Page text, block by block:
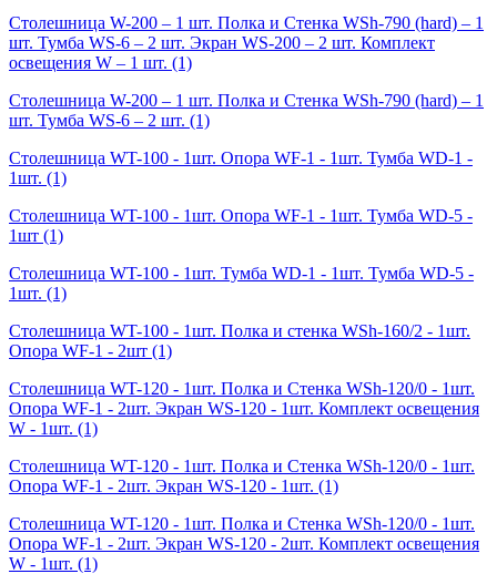
Столешница W-200 – 1 шт. Полка и Стенка WSh-790 (hard) – 1
шт. Тумба WS-6 – 2 шт. Экран WS-200 – 2 шт. Комплект
освещения W – 1 шт. (1)
Столешница W-200 – 1 шт. Полка и Стенка WSh-790 (hard) – 1
шт. Тумба WS-6 – 2 шт. (1)
Столешница WT-100 - 1шт. Опора WF-1 - 1шт. Тумба WD-1 -
1шт. (1)
Столешница WT-100 - 1шт. Опора WF-1 - 1шт. Тумба WD-5 -
1шт (1)
Столешница WT-100 - 1шт. Тумба WD-1 - 1шт. Тумба WD-5 -
1шт. (1)
Столешница WT-100 - 1шт. Полка и стенка WSh-160/2 - 1шт.
Опора WF-1 - 2шт (1)
Столешница WT-120 - 1шт. Полка и Стенка WSh-120/0 - 1шт.
Опора WF-1 - 2шт. Экран WS-120 - 1шт. Комплект освещения
W - 1шт. (1)
Столешница WT-120 - 1шт. Полка и Стенка WSh-120/0 - 1шт.
Опора WF-1 - 2шт. Экран WS-120 - 1шт. (1)
Столешница WT-120 - 1шт. Полка и Стенка WSh-120/0 - 1шт.
Опора WF-1 - 2шт. Экран WS-120 - 2шт. Комплект освещения
W - 1шт. (1)